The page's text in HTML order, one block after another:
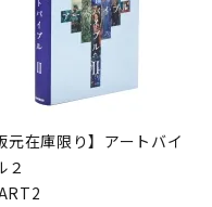
元在庫限り】アートバイ
２